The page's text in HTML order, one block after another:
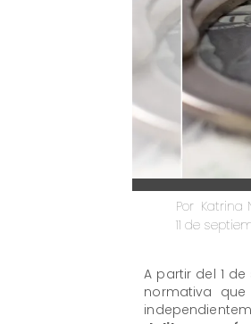
Katrina
Por
11 de
A partir del 1
normativa